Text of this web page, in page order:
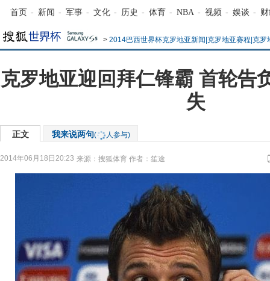
首页 - 新闻 - 军事 - 文化 - 历史 - 体育 - NBA - 视频 - 娱谈 -
> 2014巴西世界杯克罗地亚新闻|克罗地亚赛程|克罗
克罗地亚迎回拜仁锋霸 首轮告
失
正文 我来说两句( 人参与)
2014年06月18日20:23 来源： 搜狐体育 作者：笙途